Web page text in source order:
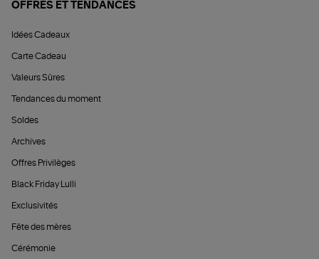
OFFRES ET TENDANCES
Idées Cadeaux
Carte Cadeau
Valeurs Sûres
Tendances du moment
Soldes
Archives
Offres Privilèges
Black Friday Lulli
Exclusivités
Fête des mères
Cérémonie